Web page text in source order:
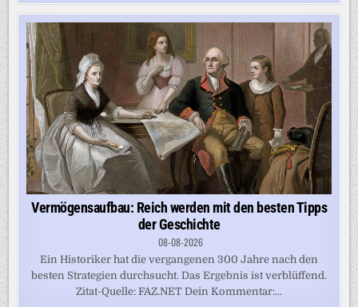
Vermögensaufbau: Reich werden mit den besten Tipps
der Geschichte
08-08-2026
Ein Historiker hat die vergangenen 300 Jahre nach den
besten Strategien durchsucht. Das Ergebnis ist verblüffend.
Zitat-Quelle: FAZ.NET Dein Kommentar:...